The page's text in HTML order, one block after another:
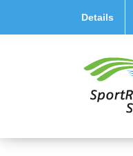
Details